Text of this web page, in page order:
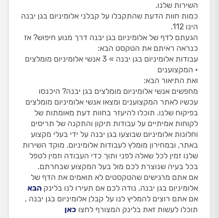
השירות שלנו.
כמות חוות הדעת שהתקבלו על קבלני אלומיניום בגן יבנה
הינו 112.
הגעתם לדף של אלומיניום בגן יבנה דרך מנוע חיפוש? אז
כנראה ראיתם את הטקסט הבא:
עבודות אלומיניום בגן יבנה » 3 אנשי אלומיניום מומלצים
• המקצוענים
ואת התיאור הבא:
מחפשים אנשי אלומיניום מומלצים בגן יבנה? היכנסו
עכשיו לאתר המקצוענים ומצאו אנשי אלומיניום מומלצים
בפיקוח שלנו. תוכלו להיעזר בחוות דעת מאומתות של
לקוחות אמיתיים על עבודות תיקון והתקנה של תריסים
וחלונות אלומיניום שבוצעו בגן יבנה על ידי בעלי מקצוע
באתר, ובמחירון מומלץ לעבודות אלומיניום. מוקד השירות
שלנו זמין לכל שאלה לפני ותוך כדי העבודה וזמין לטפל
בכל בעיה שנוצרת לכם מול בעל המקצוע שבחרתם.
אם אתם מרגישים שהטקסטים לא תואמים את הדף של
אלומיניום בגן יבנה, נודה לכם אם תעירו לנו בלינק הבא
אם אתם רוצים להמליץ לנו על קבלן אלומיניום בגן יבנה ,
תוכלו לעשות זאת בלינק המצורף לחצו כאן